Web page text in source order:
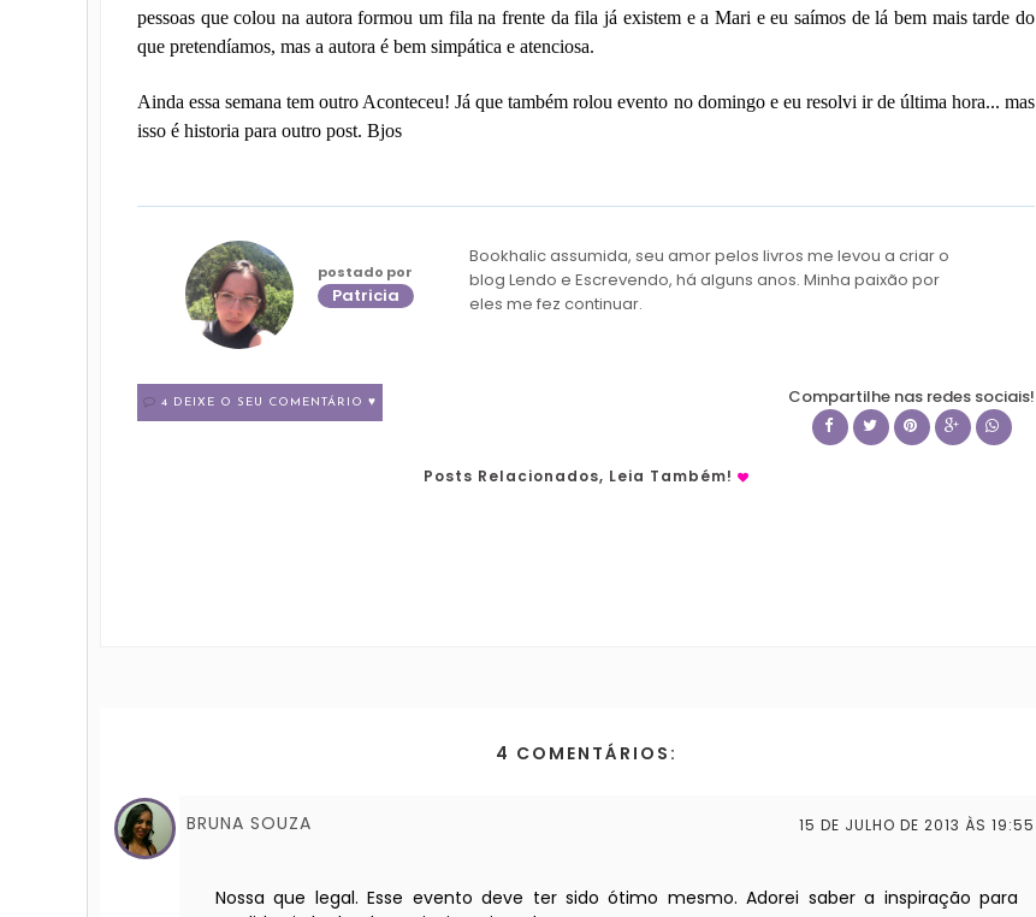
pessoas que colou na autora formou um fila na frente da fila já existem e a Mari e eu saímos de lá bem mais tarde do
que pretendíamos, mas a autora é bem simpática e atenciosa.
Ainda essa semana tem outro Aconteceu! Já que também rolou evento no domingo e eu resolvi ir de última hora... mas
isso é historia para outro post. Bjos
postado por
Patricia
Bookhalic assumida, seu amor pelos livros me levou a criar o
blog Lendo e Escrevendo, há alguns anos. Minha paixão por
eles me fez continuar.
4 DEIXE O SEU COMENTÁRIO ♥ Compartilhe nas redes sociais!
Posts Relacionados, Leia Também!
4 COMENTÁRIOS:
BRUNA SOUZA 15 DE JULHO DE 2013 ÀS 19:55
Nossa que legal. Esse evento deve ter sido ótimo mesmo. Adorei saber a inspiração para